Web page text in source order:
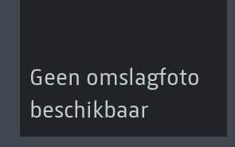
Geen omslagfoto
beschikbaar